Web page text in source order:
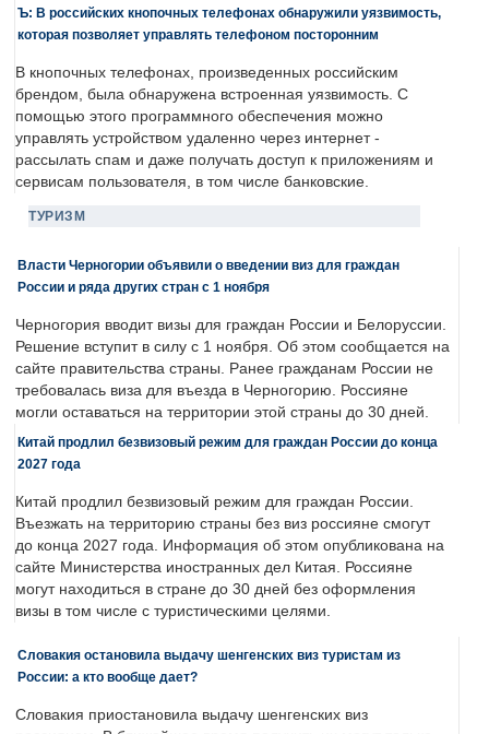
Ъ: В российских кнопочных телефонах обнаружили уязвимость,
которая позволяет управлять телефоном посторонним
В кнопочных телефонах, произведенных российским
брендом, была обнаружена встроенная уязвимость. С
помощью этого программного обеспечения можно
управлять устройством удаленно через интернет -
рассылать спам и даже получать доступ к приложениям и
сервисам пользователя, в том числе банковские.
ТУРИЗМ
Власти Черногории объявили о введении виз для граждан
России и ряда других стран с 1 ноября
Черногория вводит визы для граждан России и Белоруссии.
Решение вступит в силу с 1 ноября. Об этом сообщается на
сайте правительства страны. Ранее гражданам России не
требовалась виза для въезда в Черногорию. Россияне
могли оставаться на территории этой страны до 30 дней.
Китай продлил безвизовый режим для граждан России до конца
2027 года
Китай продлил безвизовый режим для граждан России.
Въезжать на территорию страны без виз россияне смогут
до конца 2027 года. Информация об этом опубликована на
сайте Министерства иностранных дел Китая. Россияне
могут находиться в стране до 30 дней без оформления
визы в том числе с туристическими целями.
Словакия остановила выдачу шенгенских виз туристам из
России: а кто вообще дает?
Словакия приостановила выдачу шенгенских виз